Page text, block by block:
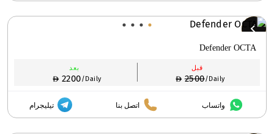
Defender OCTA
قبل
2500/Daily
بعد
2200/Daily
واتساب اتصل بنا تيليجرام